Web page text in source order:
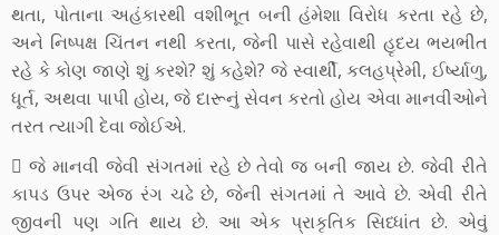
થતા, પોતાના અહંકારથી વશીભૂત બની હંમેશા વિરોધ કરતા રહે છે,
અને નિષ્પક્ષ ચિંતન નથી કરતા, જેની પાસે રહેવાથી હૃદય ભયભીત
રહે કે કોણ જાણે શું કરશે? શું કહેશે? જે સ્વાર્થી, કલહપ્રેમી, ઈર્ષ્યાળુ,
ધૂર્ત, અથવા પાપી હોય, જે દારૂનું સેવન કરતો હોય એવા માનવીઓને
તરત ત્યાગી દેવા જોઈએ.
 જે માનવી જેવી સંગતમાં રહે છે તેવો જ બની જાય છે. જેવી રીતે
કાપડ ઉપર એજ રંગ ચઢે છે, જેની સંગતમાં તે આવે છે. એવી રીતે
જીવની પણ ગતિ થાય છે. આ એક પ્રાકૃતિક સિધ્ધાંત છે. એવું